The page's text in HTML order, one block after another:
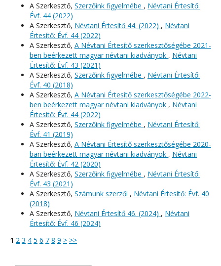
A Szerkesztő, Szerzőink figyelmébe , Névtani Értesítő:
Évf. 44 (2022)
A Szerkesztő, Névtani Értesítő 44. (2022) , Névtani
Értesítő: Évf. 44 (2022)
A Szerkesztő, A Névtani Értesítő szerkesztőségébe 2021-
ben beérkezett magyar névtani kiadványok , Névtani
Értesítő: Évf. 43 (2021)
A Szerkesztő, Szerzőink figyelmébe , Névtani Értesítő:
Évf. 40 (2018)
A Szerkesztő, A Névtani Értesítő szerkesztőségébe 2022-
ben beérkezett magyar névtani kiadványok , Névtani
Értesítő: Évf. 44 (2022)
A Szerkesztő, Szerzőink figyelmébe , Névtani Értesítő:
Évf. 41 (2019)
A Szerkesztő, A Névtani Értesítő szerkesztőségébe 2020-
ban beérkezett magyar névtani kiadványok , Névtani
Értesítő: Évf. 42 (2020)
A Szerkesztő, Szerzőink figyelmébe , Névtani Értesítő:
Évf. 43 (2021)
A Szerkesztő, Számunk szerzői , Névtani Értesítő: Évf. 40
(2018)
A Szerkesztő, Névtani Értesítő 46. (2024) , Névtani
Értesítő: Évf. 46 (2024)
1 2 3 4 5 6 7 8 9 > >>